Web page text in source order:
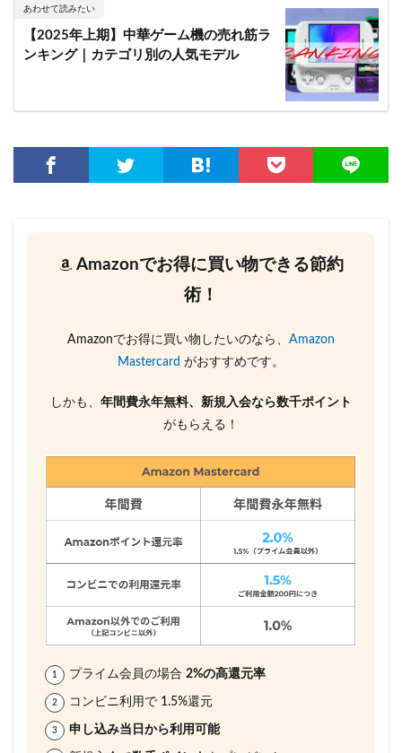
あわせて読みたい
【2025年上期】中華ゲーム機の売れ筋ラ
ンキング｜カテゴリ別の人気モデル
Amazonでお得に買い物できる節約
術！
Amazonでお得に買い物したいのなら、 Amazon
Mastercard がおすすめです。
しかも、 年間費永年無料、新規入会なら数千ポイント
がもらえる！
プライム会員の場合 2%の高還元率
コンビニ利用で 1.5%還元
申し込み当日から利用可能